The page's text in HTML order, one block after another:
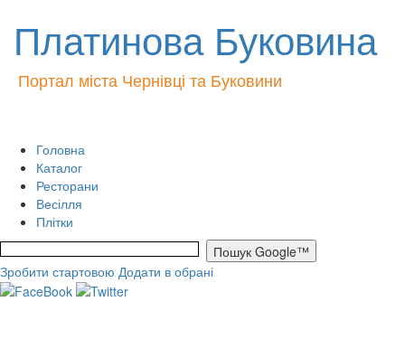
Платинова Буковина
Портал міста Чернівці та Буковини
Головна
Каталог
Ресторани
Весілля
Плітки
Зробити стартовою Додати в обрані